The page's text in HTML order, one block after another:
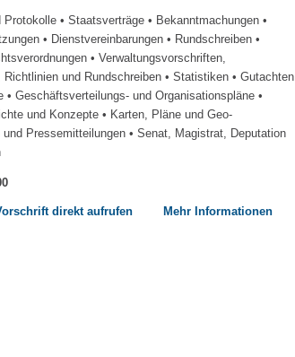
Protokolle • Staatsverträge • Bekanntmachungen •
• Dienstvereinbarungen • Rundschreiben •
• Verwaltungsvorschriften,
und Rundschreiben • Statistiken • Gutachten
• Geschäftsverteilungs- und Organisationspläne •
und Konzepte • Karten, Pläne und Geo-
und Pressemitteilungen • Senat, Magistrat, Deputation
direkt aufrufen Mehr Informationen